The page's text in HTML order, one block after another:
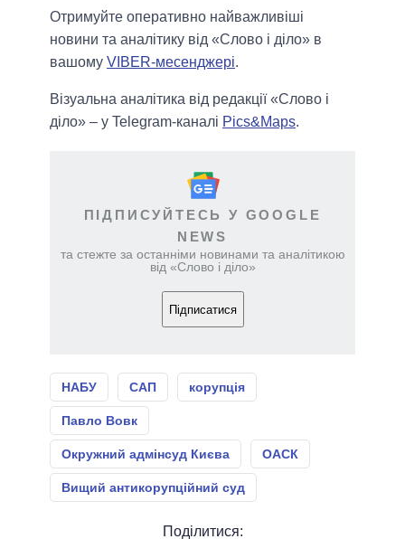
Отримуйте оперативно найважливіші
новини та аналітику від «Слово і діло» в
вашому VIBER-месенджері.
Візуальна аналітика від редакції «Слово і
діло» – у Telegram-каналі Pics&Maps.
ПІДПИСУЙТЕСЬ У GOOGLE
NEWS
та стежте за останніми новинами та аналітикою
від «Слово і діло»
Підписатися
НАБУ САП корупція
Павло Вовк
Окружний адмінсуд Києва ОАСК
Вищий антикорупційний суд
Поділитися: